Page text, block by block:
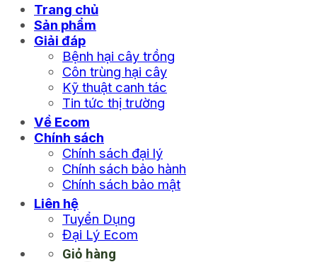
Trang chủ
Sản phẩm
Giải đáp
Bệnh hại cây trồng
Côn trùng hại cây
Kỹ thuật canh tác
Tin tức thị trường
Về Ecom
Chính sách
Chính sách đại lý
Chính sách bảo hành
Chính sách bảo mật
Liên hệ
Tuyển Dụng
Đại Lý Ecom
Giỏ hàng